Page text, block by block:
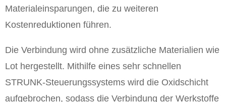
Materialeinsparungen, die zu weiteren
Kostenreduktionen führen.
Die Verbindung wird ohne zusätzliche Materialien wie
Lot hergestellt. Mithilfe eines sehr schnellen
STRUNK-Steuerungssystems wird die Oxidschicht
aufgebrochen, sodass die Verbindung der Werkstoffe